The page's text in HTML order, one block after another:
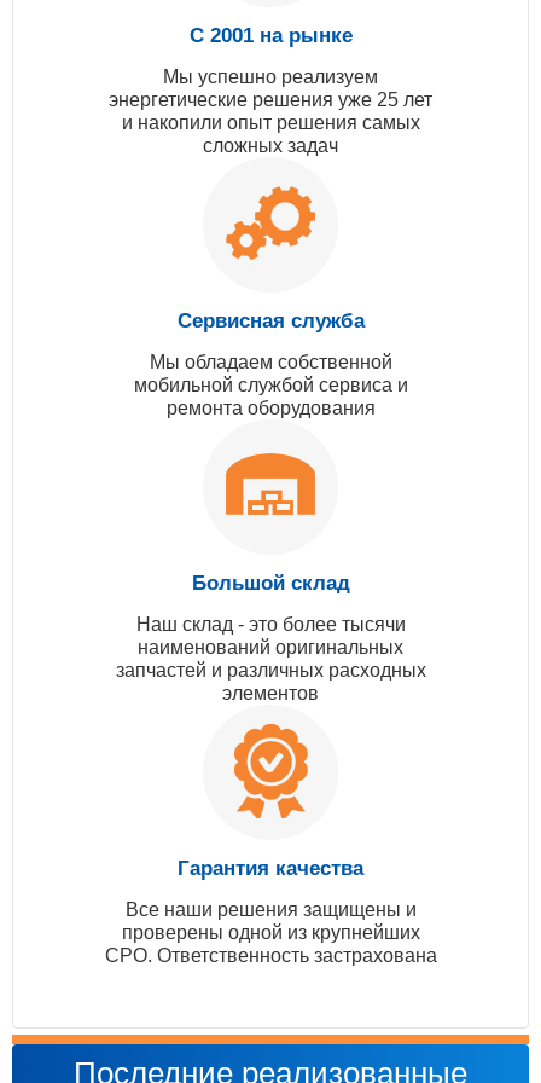
С 2001 на рынке
Мы успешно реализуем
энергетические решения уже 25 лет
и накопили опыт решения самых
сложных задач
Сервисная служба
Мы обладаем собственной
мобильной службой сервиса и
ремонта оборудования
Большой склад
Наш склад - это более тысячи
наименований оригинальных
запчастей и различных расходных
элементов
Гарантия качества
Все наши решения защищены и
проверены одной из крупнейших
СРО. Ответственность застрахована
Последние реализованные